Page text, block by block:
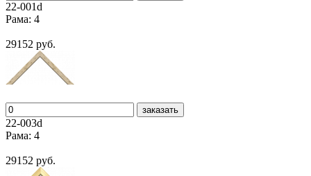
22-001d
Рама: 4
29152 руб.
заказать
22-003d
Рама: 4
29152 руб.